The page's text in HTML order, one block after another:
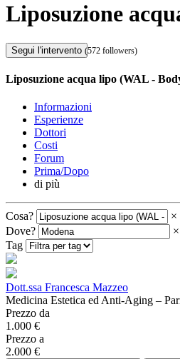
Liposuzione
Segui l'intervento (572 followers)
Liposuzione acqua lipo (WAL -
Informazioni
Esperienze
Dottori
Costi
Forum
Prima/Dopo
di più
Cosa?
×
Dove?
×
Tag
Dott.ssa Francesca Mazzeo
Medicina Estetica ed Anti-Aging –
Prezzo da
1.000 €
Prezzo a
2.000 €